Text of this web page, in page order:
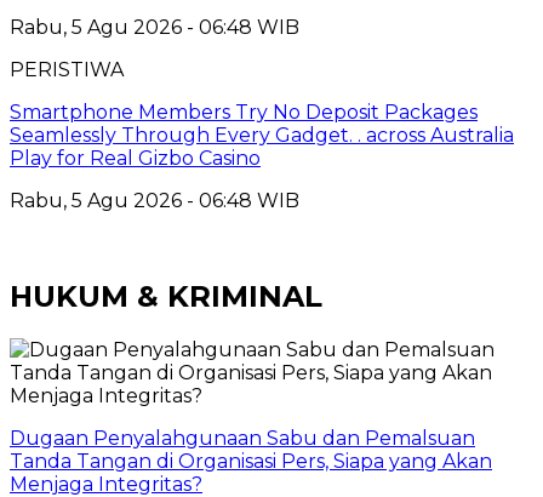
Rabu, 5 Agu 2026 - 06:48 WIB
PERISTIWA
Smartphone Members Try No Deposit Packages
Seamlessly Through Every Gadget. . across Australia
Play for Real Gizbo Casino
Rabu, 5 Agu 2026 - 06:48 WIB
HUKUM & KRIMINAL
Dugaan Penyalahgunaan Sabu dan Pemalsuan
Tanda Tangan di Organisasi Pers, Siapa yang Akan
Menjaga Integritas?